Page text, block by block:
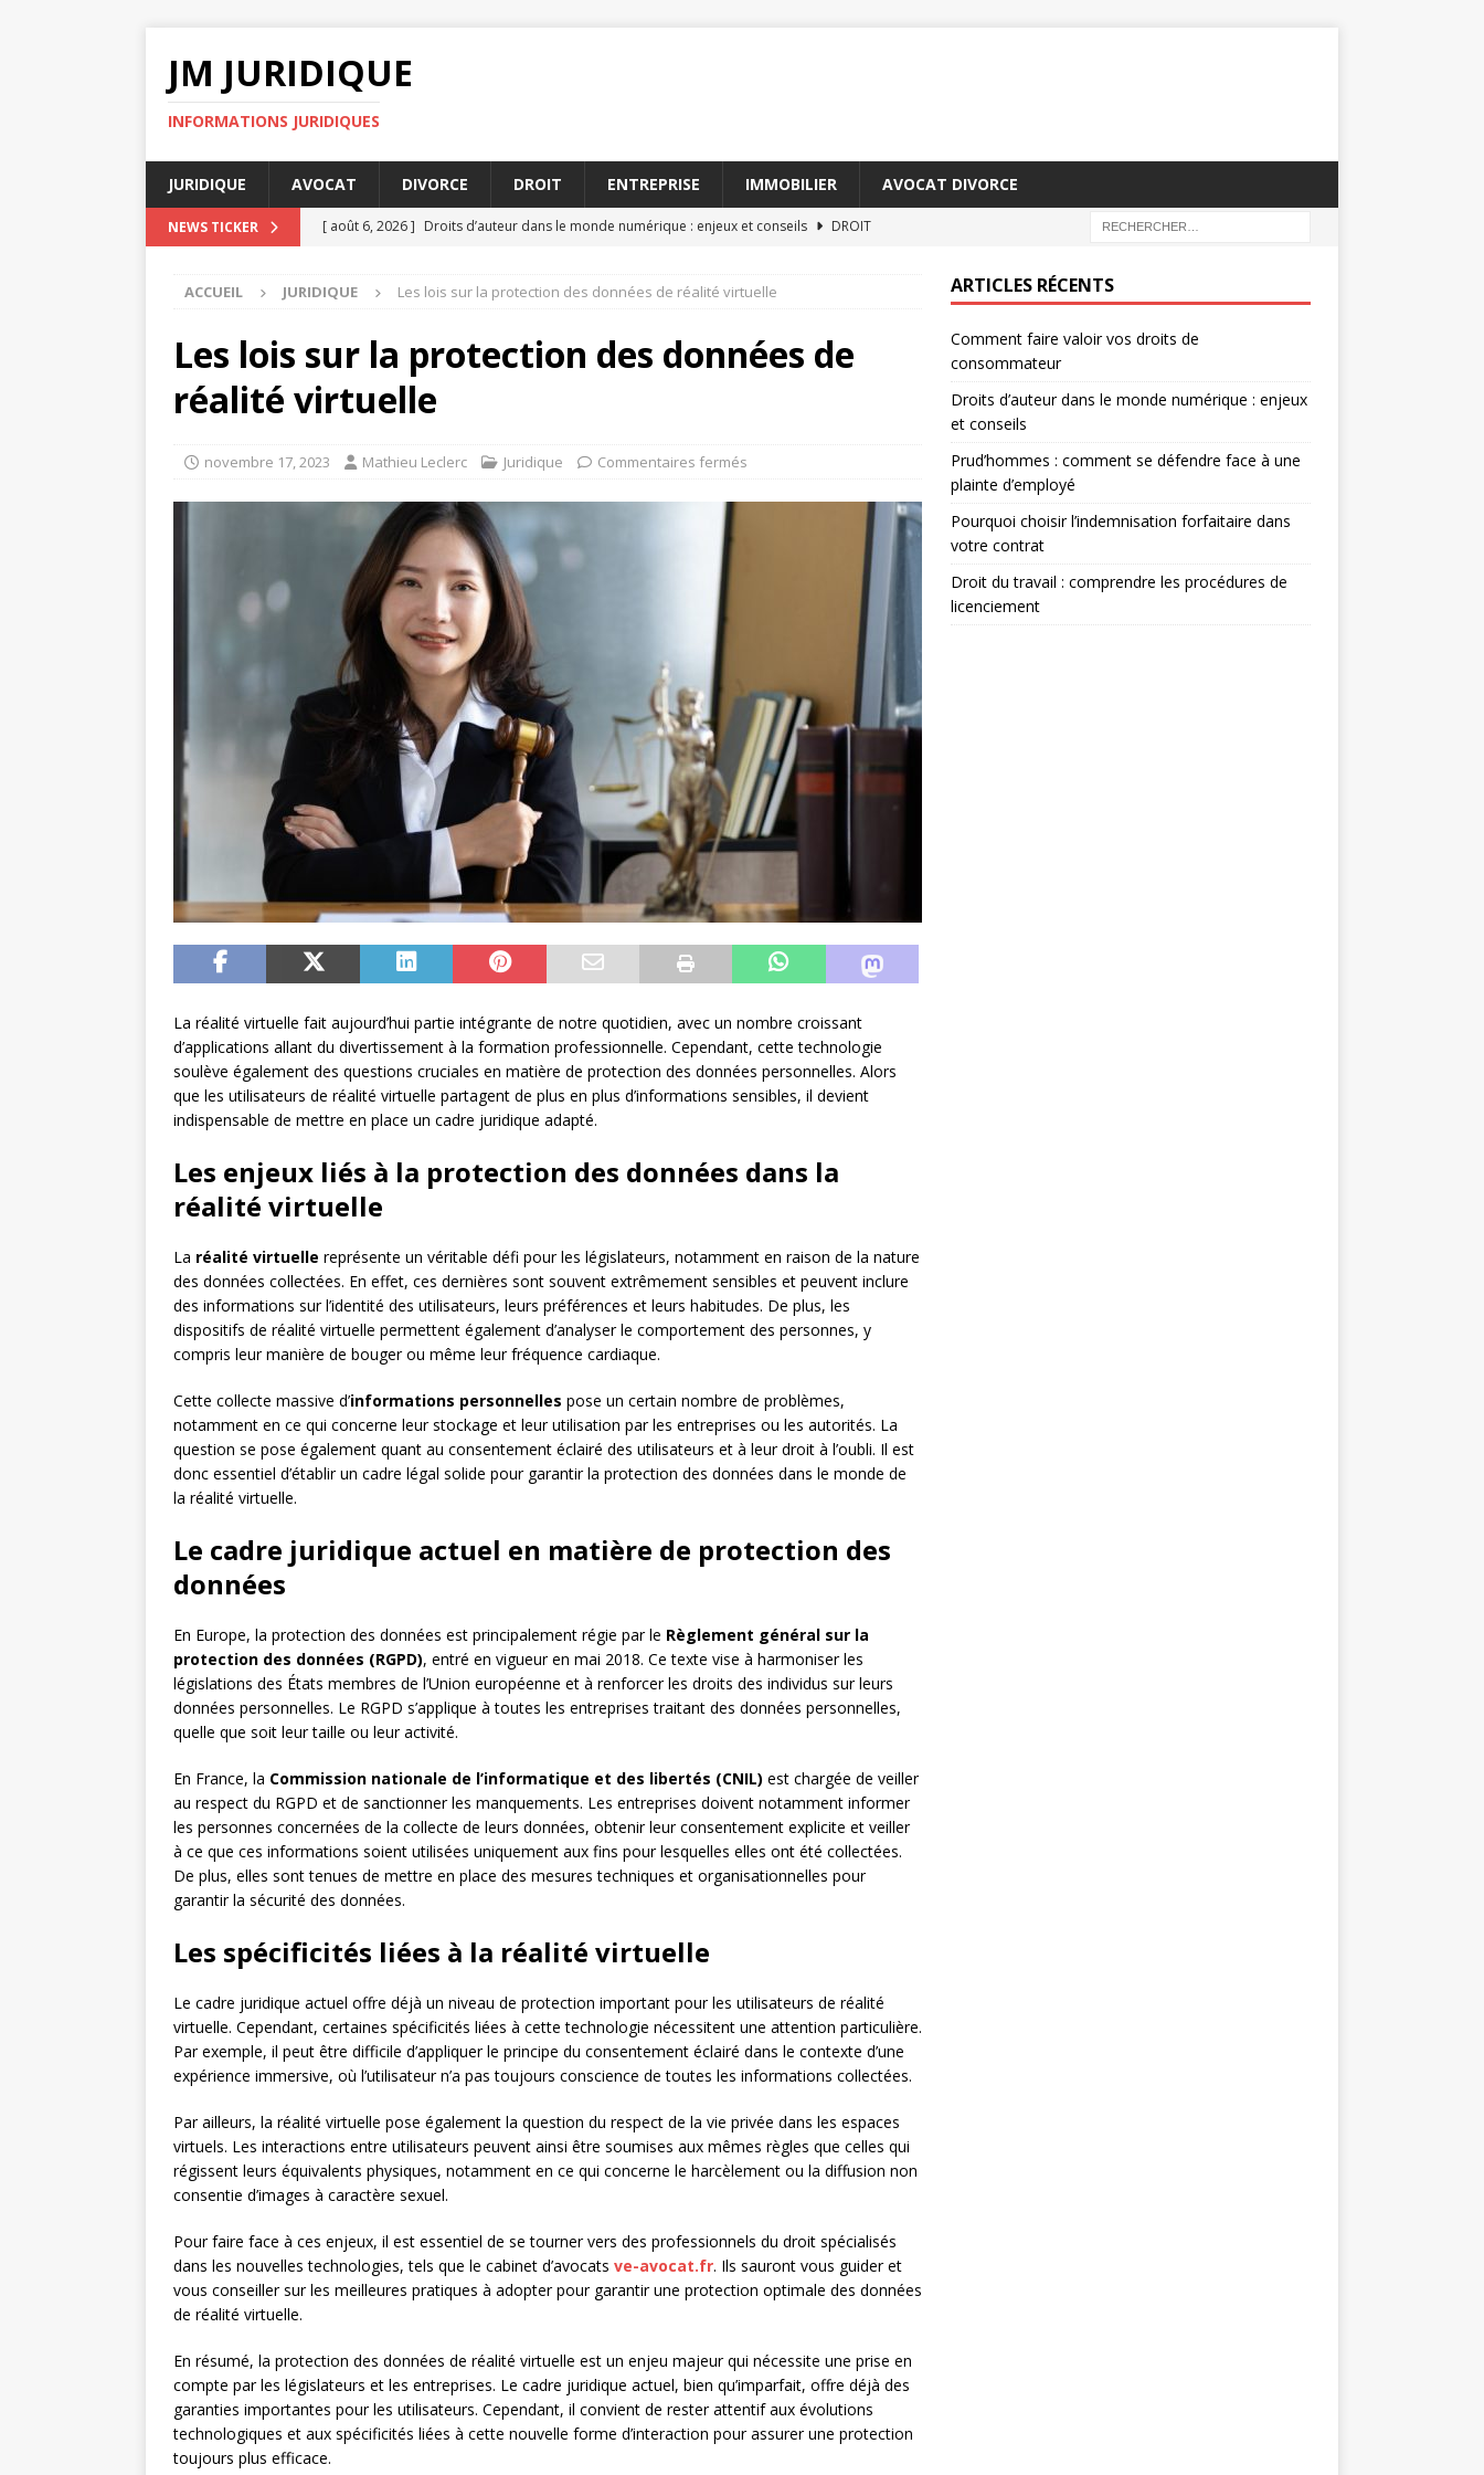
JM JURIDIQUE
INFORMATIONS JURIDIQUES
JURIDIQUE AVOCAT DIVORCE DROIT ENTREPRISE IMMOBILIER AVOCAT DIVORCE
NEWS TICKER [ août 6, 2026 ] Droits d’auteur dans le monde numérique : enjeux et conseils
DROIT
ENTREPRISE
[ août 3, 2026 ]
Pourquoi choisir l’indemnisation forfaitaire dans votre contrat
[ juillet 31, 2026 ]
[ août 6, 2026 ] Comment faire valoir vos droits de consommateur
ACCUEIL JURIDIQUE Les lois sur la protection des données de réalité virtuelle
Les lois sur la protection des données de
réalité virtuelle
novembre 17, 2023 Mathieu Leclerc Juridique Commentaires fermés
La réalité virtuelle fait aujourd’hui partie intégrante de notre quotidien, avec un nombre croissant
d’applications allant du divertissement à la formation professionnelle. Cependant, cette technologie
soulève également des questions cruciales en matière de protection des données personnelles. Alors
que les utilisateurs de réalité virtuelle partagent de plus en plus d’informations sensibles, il devient
indispensable de mettre en place un cadre juridique adapté.
Les enjeux liés à la protection des données dans la
réalité virtuelle
La réalité virtuelle représente un véritable défi pour les législateurs, notamment en raison de la nature
des données collectées. En effet, ces dernières sont souvent extrêmement sensibles et peuvent inclure
des informations sur l’identité des utilisateurs, leurs préférences et leurs habitudes. De plus, les
dispositifs de réalité virtuelle permettent également d’analyser le comportement des personnes, y
compris leur manière de bouger ou même leur fréquence cardiaque.
Cette collecte massive d’informations personnelles pose un certain nombre de problèmes,
notamment en ce qui concerne leur stockage et leur utilisation par les entreprises ou les autorités. La
question se pose également quant au consentement éclairé des utilisateurs et à leur droit à l’oubli. Il est
donc essentiel d’établir un cadre légal solide pour garantir la protection des données dans le monde de
la réalité virtuelle.
Le cadre juridique actuel en matière de protection des
données
En Europe, la protection des données est principalement régie par le Règlement général sur la
protection des données (RGPD), entré en vigueur en mai 2018. Ce texte vise à harmoniser les
législations des États membres de l’Union européenne et à renforcer les droits des individus sur leurs
données personnelles. Le RGPD s’applique à toutes les entreprises traitant des données personnelles,
quelle que soit leur taille ou leur activité.
En France, la Commission nationale de l’informatique et des libertés (CNIL) est chargée de veiller
au respect du RGPD et de sanctionner les manquements. Les entreprises doivent notamment informer
les personnes concernées de la collecte de leurs données, obtenir leur consentement explicite et veiller
à ce que ces informations soient utilisées uniquement aux fins pour lesquelles elles ont été collectées.
De plus, elles sont tenues de mettre en place des mesures techniques et organisationnelles pour
garantir la sécurité des données.
Les spécificités liées à la réalité virtuelle
Le cadre juridique actuel offre déjà un niveau de protection important pour les utilisateurs de réalité
virtuelle. Cependant, certaines spécificités liées à cette technologie nécessitent une attention particulière.
Par exemple, il peut être difficile d’appliquer le principe du consentement éclairé dans le contexte d’une
expérience immersive, où l’utilisateur n’a pas toujours conscience de toutes les informations collectées.
Par ailleurs, la réalité virtuelle pose également la question du respect de la vie privée dans les espaces
virtuels. Les interactions entre utilisateurs peuvent ainsi être soumises aux mêmes règles que celles qui
régissent leurs équivalents physiques, notamment en ce qui concerne le harcèlement ou la diffusion non
consentie d’images à caractère sexuel.
Pour faire face à ces enjeux, il est essentiel de se tourner vers des professionnels du droit spécialisés
dans les nouvelles technologies, tels que le cabinet d’avocats ve-avocat.fr. Ils sauront vous guider et
vous conseiller sur les meilleures pratiques à adopter pour garantir une protection optimale des données
de réalité virtuelle.
En résumé, la protection des données de réalité virtuelle est un enjeu majeur qui nécessite une prise en
compte par les législateurs et les entreprises. Le cadre juridique actuel, bien qu’imparfait, offre déjà des
garanties importantes pour les utilisateurs. Cependant, il convient de rester attentif aux évolutions
technologiques et aux spécificités liées à cette nouvelle forme d’interaction pour assurer une protection
toujours plus efficace.
ARTICLES RÉCENTS
Comment faire valoir vos droits de
consommateur
Droits d’auteur dans le monde numérique : enjeux
et conseils
Prud’hommes : comment se défendre face à une
plainte d’employé
Pourquoi choisir l’indemnisation forfaitaire dans
votre contrat
Droit du travail : comprendre les procédures de
licenciement